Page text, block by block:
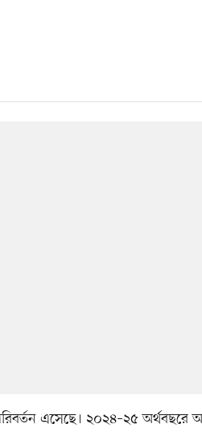
এসেছে। ২০২৪–২৫ অর্থবছরে